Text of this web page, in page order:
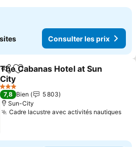
Consulter les prix
PartagerAjouter à mes favoris
The Cabanas Hotel at Sun
City
3 Étoiles
7,8 Bien
5 803
Sun-City
Cadre lacustre avec activités nautiques